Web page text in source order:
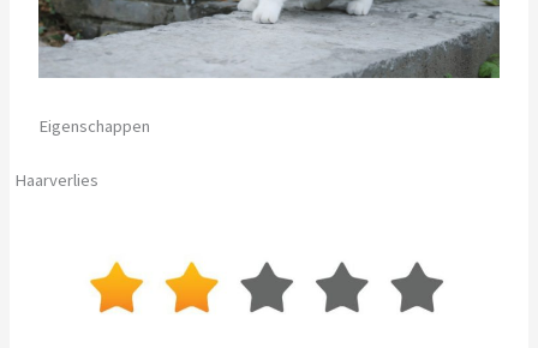
Eigenschappen
Haarverlies